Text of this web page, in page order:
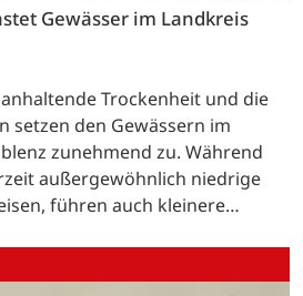
Gewässer im Landkreis
Trockenheit und die
setzen den Gewässern im
zunehmend zu. Während
außergewöhnlich niedrige
führen auch kleinere…